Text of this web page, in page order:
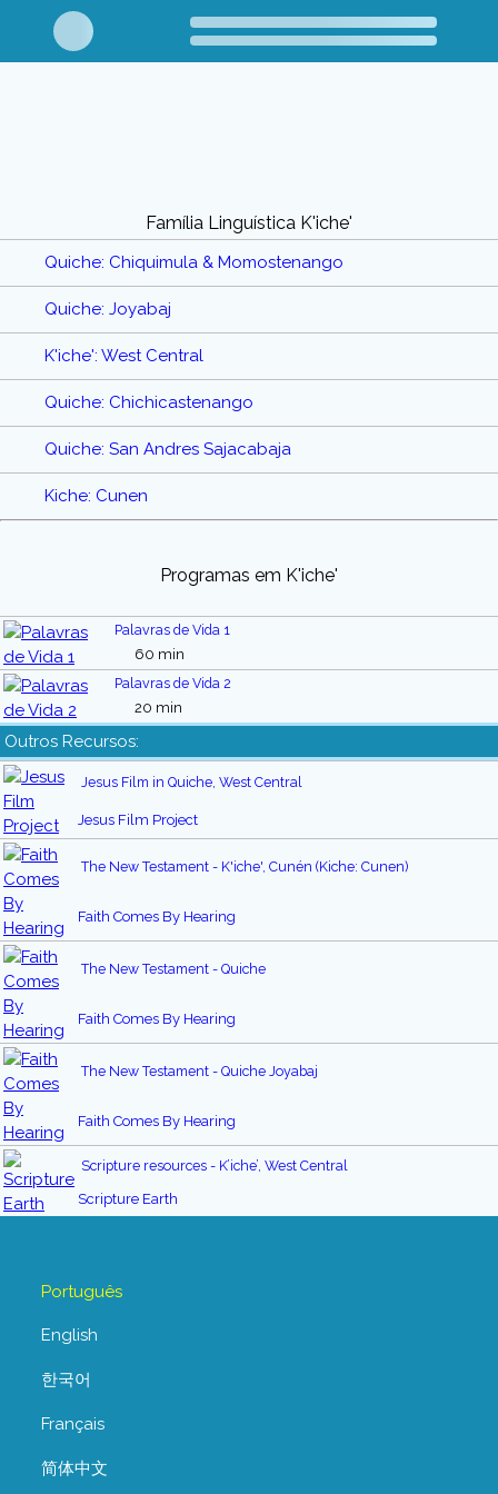
Família Linguística K'iche'
Quiche: Chiquimula & Momostenango
Quiche: Joyabaj
K'iche': West Central
Quiche: Chichicastenango
Quiche: San Andres Sajacabaja
Kiche: Cunen
Programas em K'iche'
Palavras de Vida 1
60 min
Palavras de Vida 2
20 min
Outros Recursos:
Jesus Film in Quiche, West Central
Jesus Film Project
The New Testament - K'iche', Cunén (Kiche: Cunen)
Faith Comes By Hearing
The New Testament - Quiche
Faith Comes By Hearing
The New Testament - Quiche Joyabaj
Faith Comes By Hearing
Scripture resources - K’iche’, West Central
Scripture Earth
Português
English
한국어
Français
简体中文